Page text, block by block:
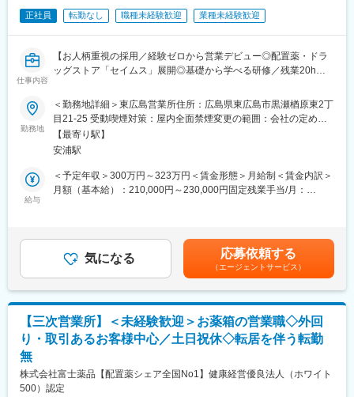
品です。
■未経験の方も安心◎充実した研修制度：
・入社直後～2週間 ： OJT形式で、薬の種類や成分など基礎知識
を身につけます。
・入社2週間～1カ月 ： 先輩社員に同行し、仕事の流れを学びま
キルを習得します。
・入社1カ月以降 ： 慣れてきたら独り立ち。既存のお客様をメイ
ンに訪問します。
◎困ったら先輩社員に相談しやすい雰囲気です。
＜専門資格を取得できる＞
・入社後は、医薬品販売の専門知識を身につけるために、登録販
・資格取得後は、資格手当として給与にも反映されます。
■働き方：
・基本土日祝休み／年3回の大型連休あり
・残業20h以内
・スケジュールに合わせて直行直帰可
・転居を伴う転勤はありません
・最近、健康のことで困っていることがないかなど、親身にお話
を聞くことで、お客様と信頼関係を築き、お客様の健康管理に貢
正社員 転勤なし 職種未経験歓迎 業種未経験歓迎
仕事内容
【お人柄重視の採用／経験ゼロから営業デビュー◎配置薬・ドラ
ッグストア「セイムス」展開◎基礎から学べる研修／残業20h以
■職務内容：
既にお取引のある個人宅・法人のお客様を定期的に訪問し、配置
薬（救急箱）と健康食品の点検・補充・健康相談を行う営業で
す。
「薬を売る」のではなく、「人として信頼される」営業であり、
お客様の体調や生活背景に寄り添い、感謝される仕事です。
月に1回程度のペースでお客様宅を訪問
※社用車（軽自動車）に乗ってお客様宅へ訪問をします。（1件あ
・使用したお薬代金の集金
・健康相談、新商品・サービスのご提案 など
す。
└配置薬は無料でおけるので、お客様も抵抗なく置いてくれる製
勤務地
＜勤務地詳細＞東広島営業所住所：広島県東広島市黒瀬楢原東2丁
目21-25 受動喫煙対策：屋内全面禁煙変更の範囲：会社の定める
事業所
【最寄り駅】
安浦駅
給与
＜予定年収＞300万円～323万円＜賃金形態＞月給制＜賃金内訳＞
月額（基本給）：210,000円～230,000円固定残業手当/月：
年収は当社規定に基づき、年齢や経験に応じて決定します。・昇
給：年1回（4月）＜モデル給与＞※入社3年目平均基本給＋各種手
当＋業績連動給→総支給月額344,141円※業績連動給：月の予算達
成や売り上げに対して支払われます。賃金はあくまでも目安の金
額であり、選考を通じて上下する可能性があります。月給(月額)は
固定手当を含めた表記です。
気になる 応募依頼する
（エージェントサービス）
【三次営業所】＜未経験歓迎＞お薬箱の営業職◇外回
り・取引あるお客様中心／土日祝休◇転居を伴う転勤
無
株式会社富士薬品【配置薬シェア全国No1】健康経営優良法人（ホワイト
500）認定